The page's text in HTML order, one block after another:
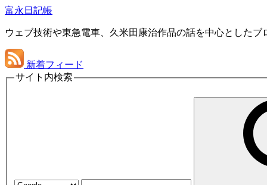
富永日記帳
ウェブ技術や東急電車、久米田康治作品の話を中心としたブ
新着フィード
サイト内検索